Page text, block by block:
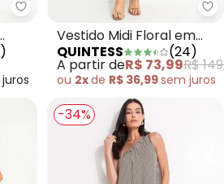
Quintess - Vestido Marrom em
)
juros
Vestido Midi Floral em
Malha Fria com Alças de
Amarração
QUINTESS (24)
A partir deR$ 73,99R$
ou 2xde R$ 36,99sem juros
-34%